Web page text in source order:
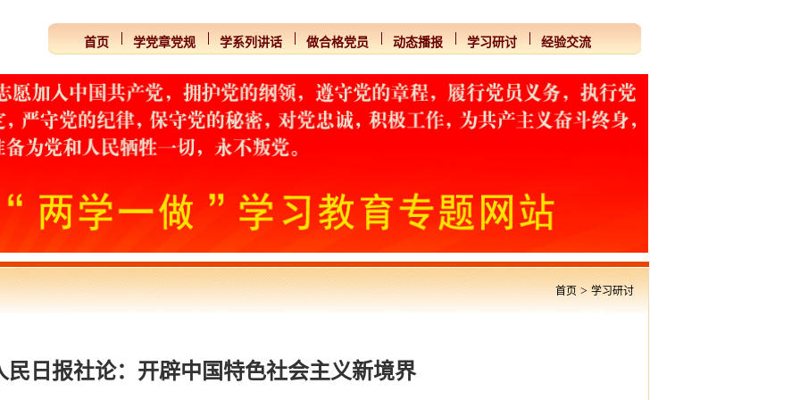
首页 学党章党规 学系列讲话 做合格党员 动态播报 学习研讨 经验交流
首页 > 学习研讨
民日报社论：开辟中国特色社会主义新境界